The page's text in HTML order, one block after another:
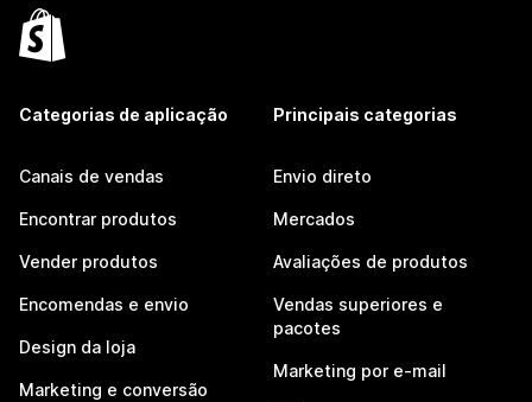
Categorias de aplicação
Canais de vendas
Encontrar produtos
Vender produtos
Encomendas e envio
Design da loja
Marketing e conversão
Principais categorias
Envio direto
Mercados
Avaliações de produtos
Vendas superiores e
pacotes
Marketing por e-mail